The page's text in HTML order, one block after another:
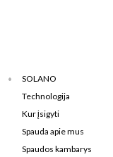
SOLANO
Technologija
Kur įsigyti
Spauda apie mus
Spaudos kambarys